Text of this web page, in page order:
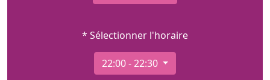
* Sélectionner l'horaire
22:00 - 22:30